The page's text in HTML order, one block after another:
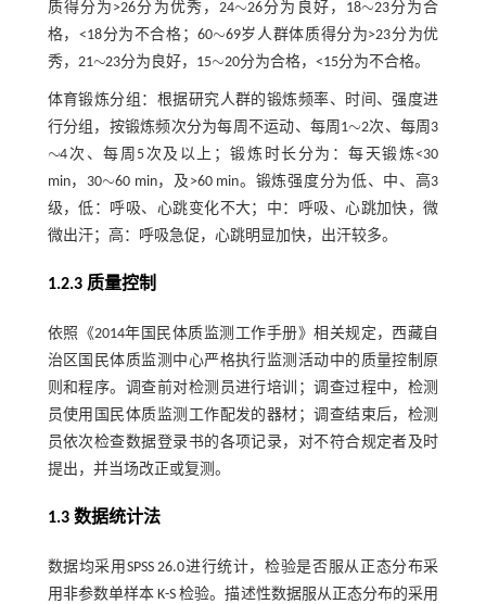
质得分为>26分为优秀，24∼
∼26分为良好，18∼
∼23分为合
格，<18分为不合格；60∼
∼69岁人群体质得分为>23分为优
秀，21∼
∼23分为良好，15∼
∼20分为合格，<15分为不合格。
体育锻炼分组：根据研究人群的锻炼频率、时间、强度进
行分组，按锻炼频次分为每周不运动、每周1∼
∼2次、每周3
∼
∼4次、每周5次及以上；锻炼时长分为：每天锻炼<30
min，30∼
∼60 min，及>60 min。锻炼强度分为低、中、高3
级，低：呼吸、心跳变化不大；中：呼吸、心跳加快，微
微出汗；高：呼吸急促，心跳明显加快，出汗较多。
1.2.3 质量控制
依照《2014年国民体质监测工作手册》相关规定，西藏自
治区国民体质监测中心严格执行监测活动中的质量控制原
则和程序。调查前对检测员进行培训；调查过程中，检测
员使用国民体质监测工作配发的器材；调查结束后，检测
员依次检查数据登录书的各项记录，对不符合规定者及时
提出，并当场改正或复测。
1.3 数据统计法
数据均采用SPSS 26.0进行统计，检验是否服从正态分布采
用非参数单样本 K-S 检验。描述性数据服从正态分布的采用